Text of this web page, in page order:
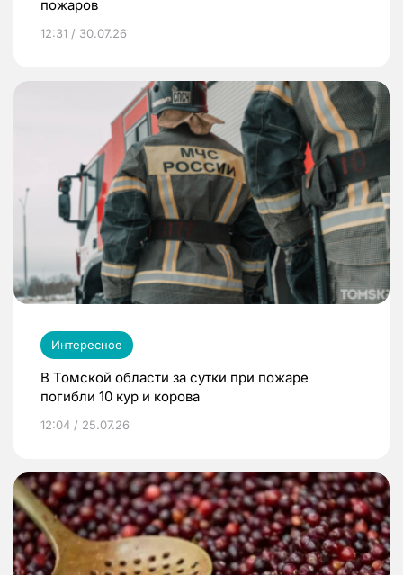
пожаров
12:31 / 30.07.26
Интересное
В Томской области за сутки при пожаре
погибли 10 кур и корова
12:04 / 25.07.26